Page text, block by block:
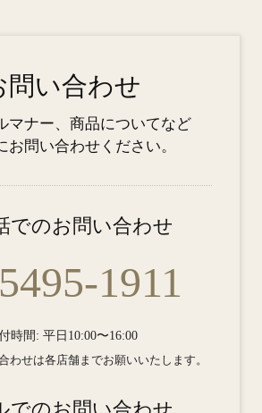
問い合わせ
マナー、商品についてなど
お問い合わせください。
でのお問い合わせ
1911
時間: 平日10:00〜16:00
わせは各店舗までお願いいたします。